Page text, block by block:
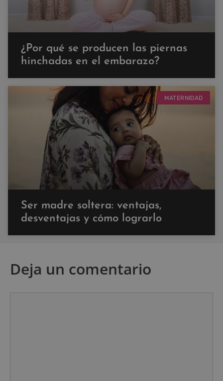
¿Por qué se producen las piernas
hinchadas en el embarazo?
MATERNIDAD
Ser madre soltera: ventajas,
desventajas y cómo lograrlo
Deja un comentario